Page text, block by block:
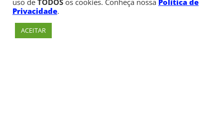
uso de TODOS os cookies. Conheça nossa Política de
Privacidade.
ACEITAR